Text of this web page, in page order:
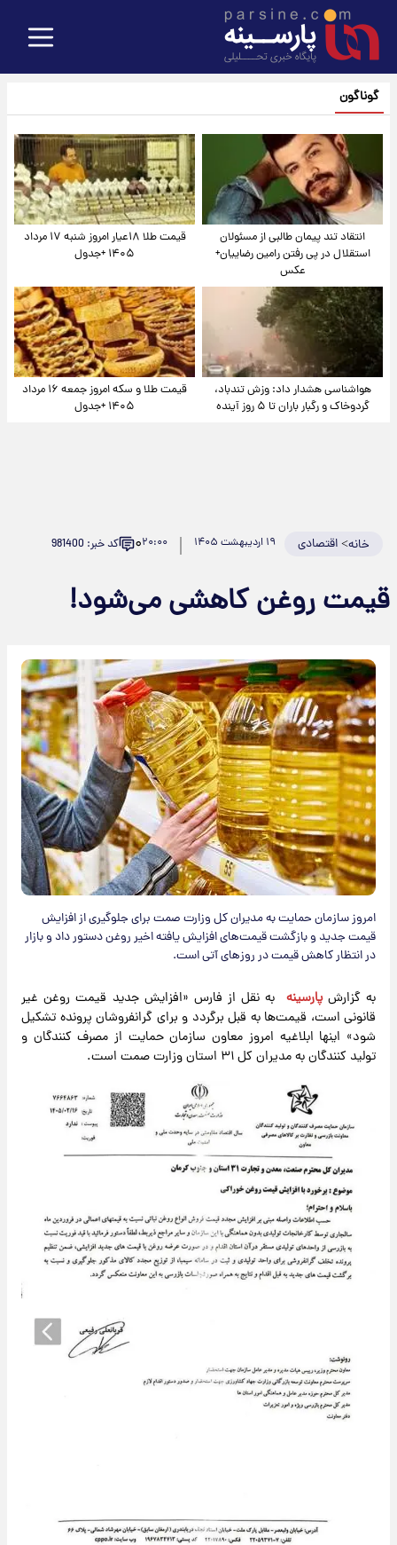
گوناگون
انتقاد تند پیمان طالبی از مسئولان
استقلال در پی رفتن رامین رضاییان+
عکس
قیمت طلا ۱۸عیار امروز شنبه ۱۷ مرداد
۱۴۰۵ +جدول
هواشناسی هشدار داد: وزش تندباد،
گردوخاک و رگبار باران تا ۵ روز آینده
قیمت طلا و سکه امروز جمعه ۱۶ مرداد
۱۴۰۵ +جدول
خانه>اقتصادی ۱۹ اردیبهشت ۱۴۰۵ ۲۰:۰۰۰ کد خبر: 981400
قیمت‌ روغن کاهشی می‌شود!
امروز سازمان حمایت به مدیران کل وزارت صمت برای جلوگیری از افزایش
قیمت‌ جدید و بازگشت قیمت‌های افزایش یافته اخیر روغن دستور داد و بازار
در انتظار کاهش قیمت در روزهای آتی است.
به گزارش پارسینه ​ به نقل از فارس «افزایش جدید قیمت روغن غیر
قانونی است، قیمت‌ها به قبل برگردد و برای گرانفروشان پرونده تشکیل
شود» اینها ابلاغیه امروز معاون سازمان حمایت از مصرف کنندگان و
تولید کنندگان به مدیران کل ۳۱ استان وزارت صمت است.